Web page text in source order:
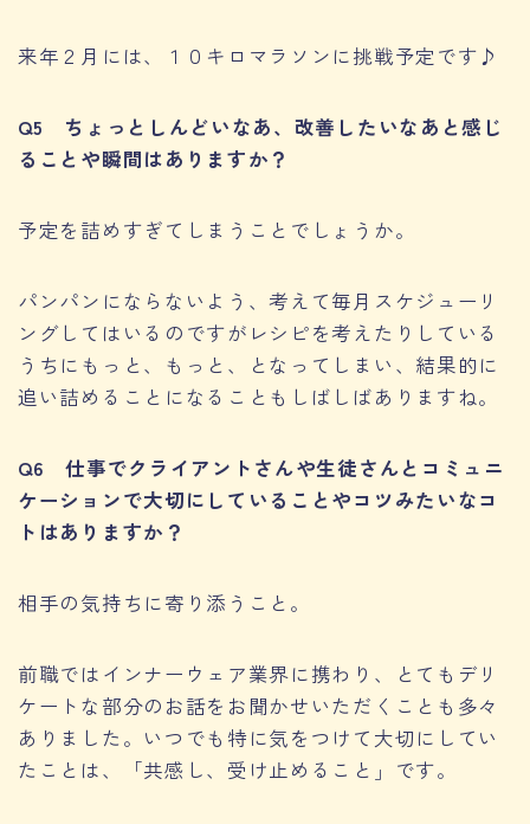
来年２月には、１０キロマラソンに挑戦予定です♪
Q5 ちょっとしんどいなあ、改善したいなあと感じ
ることや瞬間はありますか？
予定を詰めすぎてしまうことでしょうか。
パンパンにならないよう、考えて毎月スケジューリ
ングしてはいるのですがレシピを考えたりしている
うちにもっと、もっと、となってしまい、結果的に
追い詰めることになることもしばしばありますね。
Q6 仕事でクライアントさんや生徒さんとコミュニ
ケーションで大切にしていることやコツみたいなコ
トはありますか？
相手の気持ちに寄り添うこと。
前職ではインナーウェア業界に携わり、とてもデリ
ケートな部分のお話をお聞かせいただくことも多々
ありました。いつでも特に気をつけて大切にしてい
たことは、「共感し、受け止めること」です。